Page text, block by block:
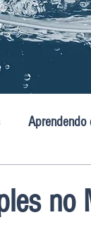
Aprendendo
no